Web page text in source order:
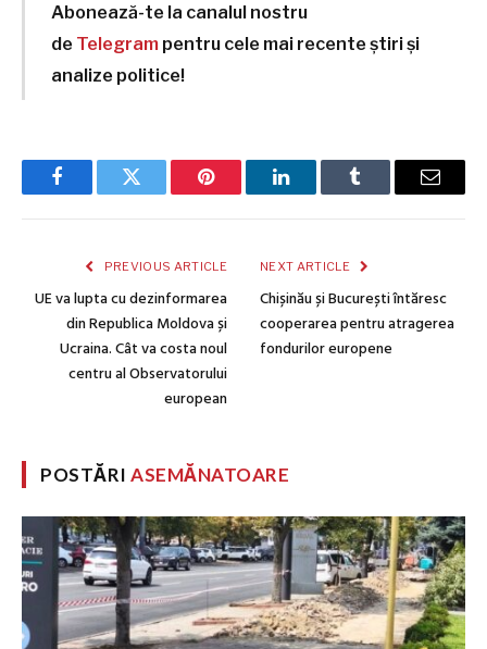
Abonează-te la canalul nostru
de Telegram pentru cele mai recente știri și
analize politice!
FacebookTwitter Pinterest LinkedInTumblr Email
PREVIOUS ARTICLE
UE va lupta cu dezinformarea
din Republica Moldova și
Ucraina. Cât va costa noul
centru al Observatorului
european
NEXT ARTICLE
Chișinău și București întăresc
cooperarea pentru atragerea
fondurilor europene
POSTĂRIASEMĂNATOARE